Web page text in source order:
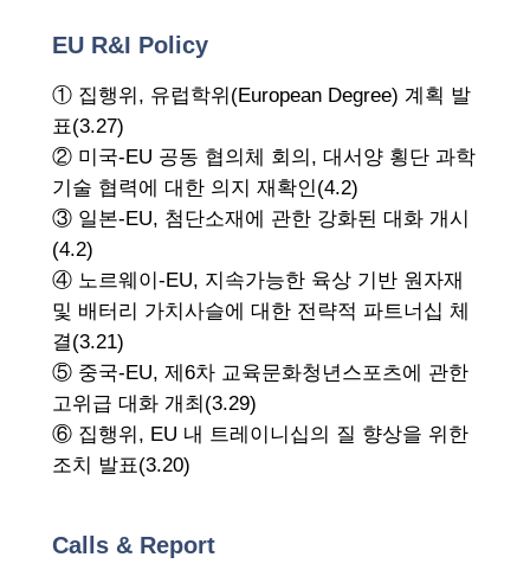
EU R&I Policy
① 집행위, 유럽학위(European Degree) 계획 발
표(3.27)
② 미국-EU 공동 협의체 회의, 대서양 횡단 과학
기술 협력에 대한 의지 재확인(4.2)
③ 일본-EU, 첨단소재에 관한 강화된 대화 개시
(4.2)
④ 노르웨이-EU, 지속가능한 육상 기반 원자재
및 배터리 가치사슬에 대한 전략적 파트너십 체
결(3.21)
⑤ 중국-EU, 제6차 교육문화청년스포츠에 관한
고위급 대화 개최(3.29)
⑥ 집행위, EU 내 트레이니십의 질 향상을 위한
조치 발표(3.20)
Calls & Report